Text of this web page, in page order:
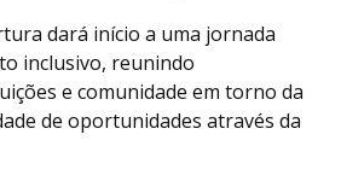
dará início a uma jornada
inclusivo, reunindo
e comunidade em torno da
de oportunidades através da